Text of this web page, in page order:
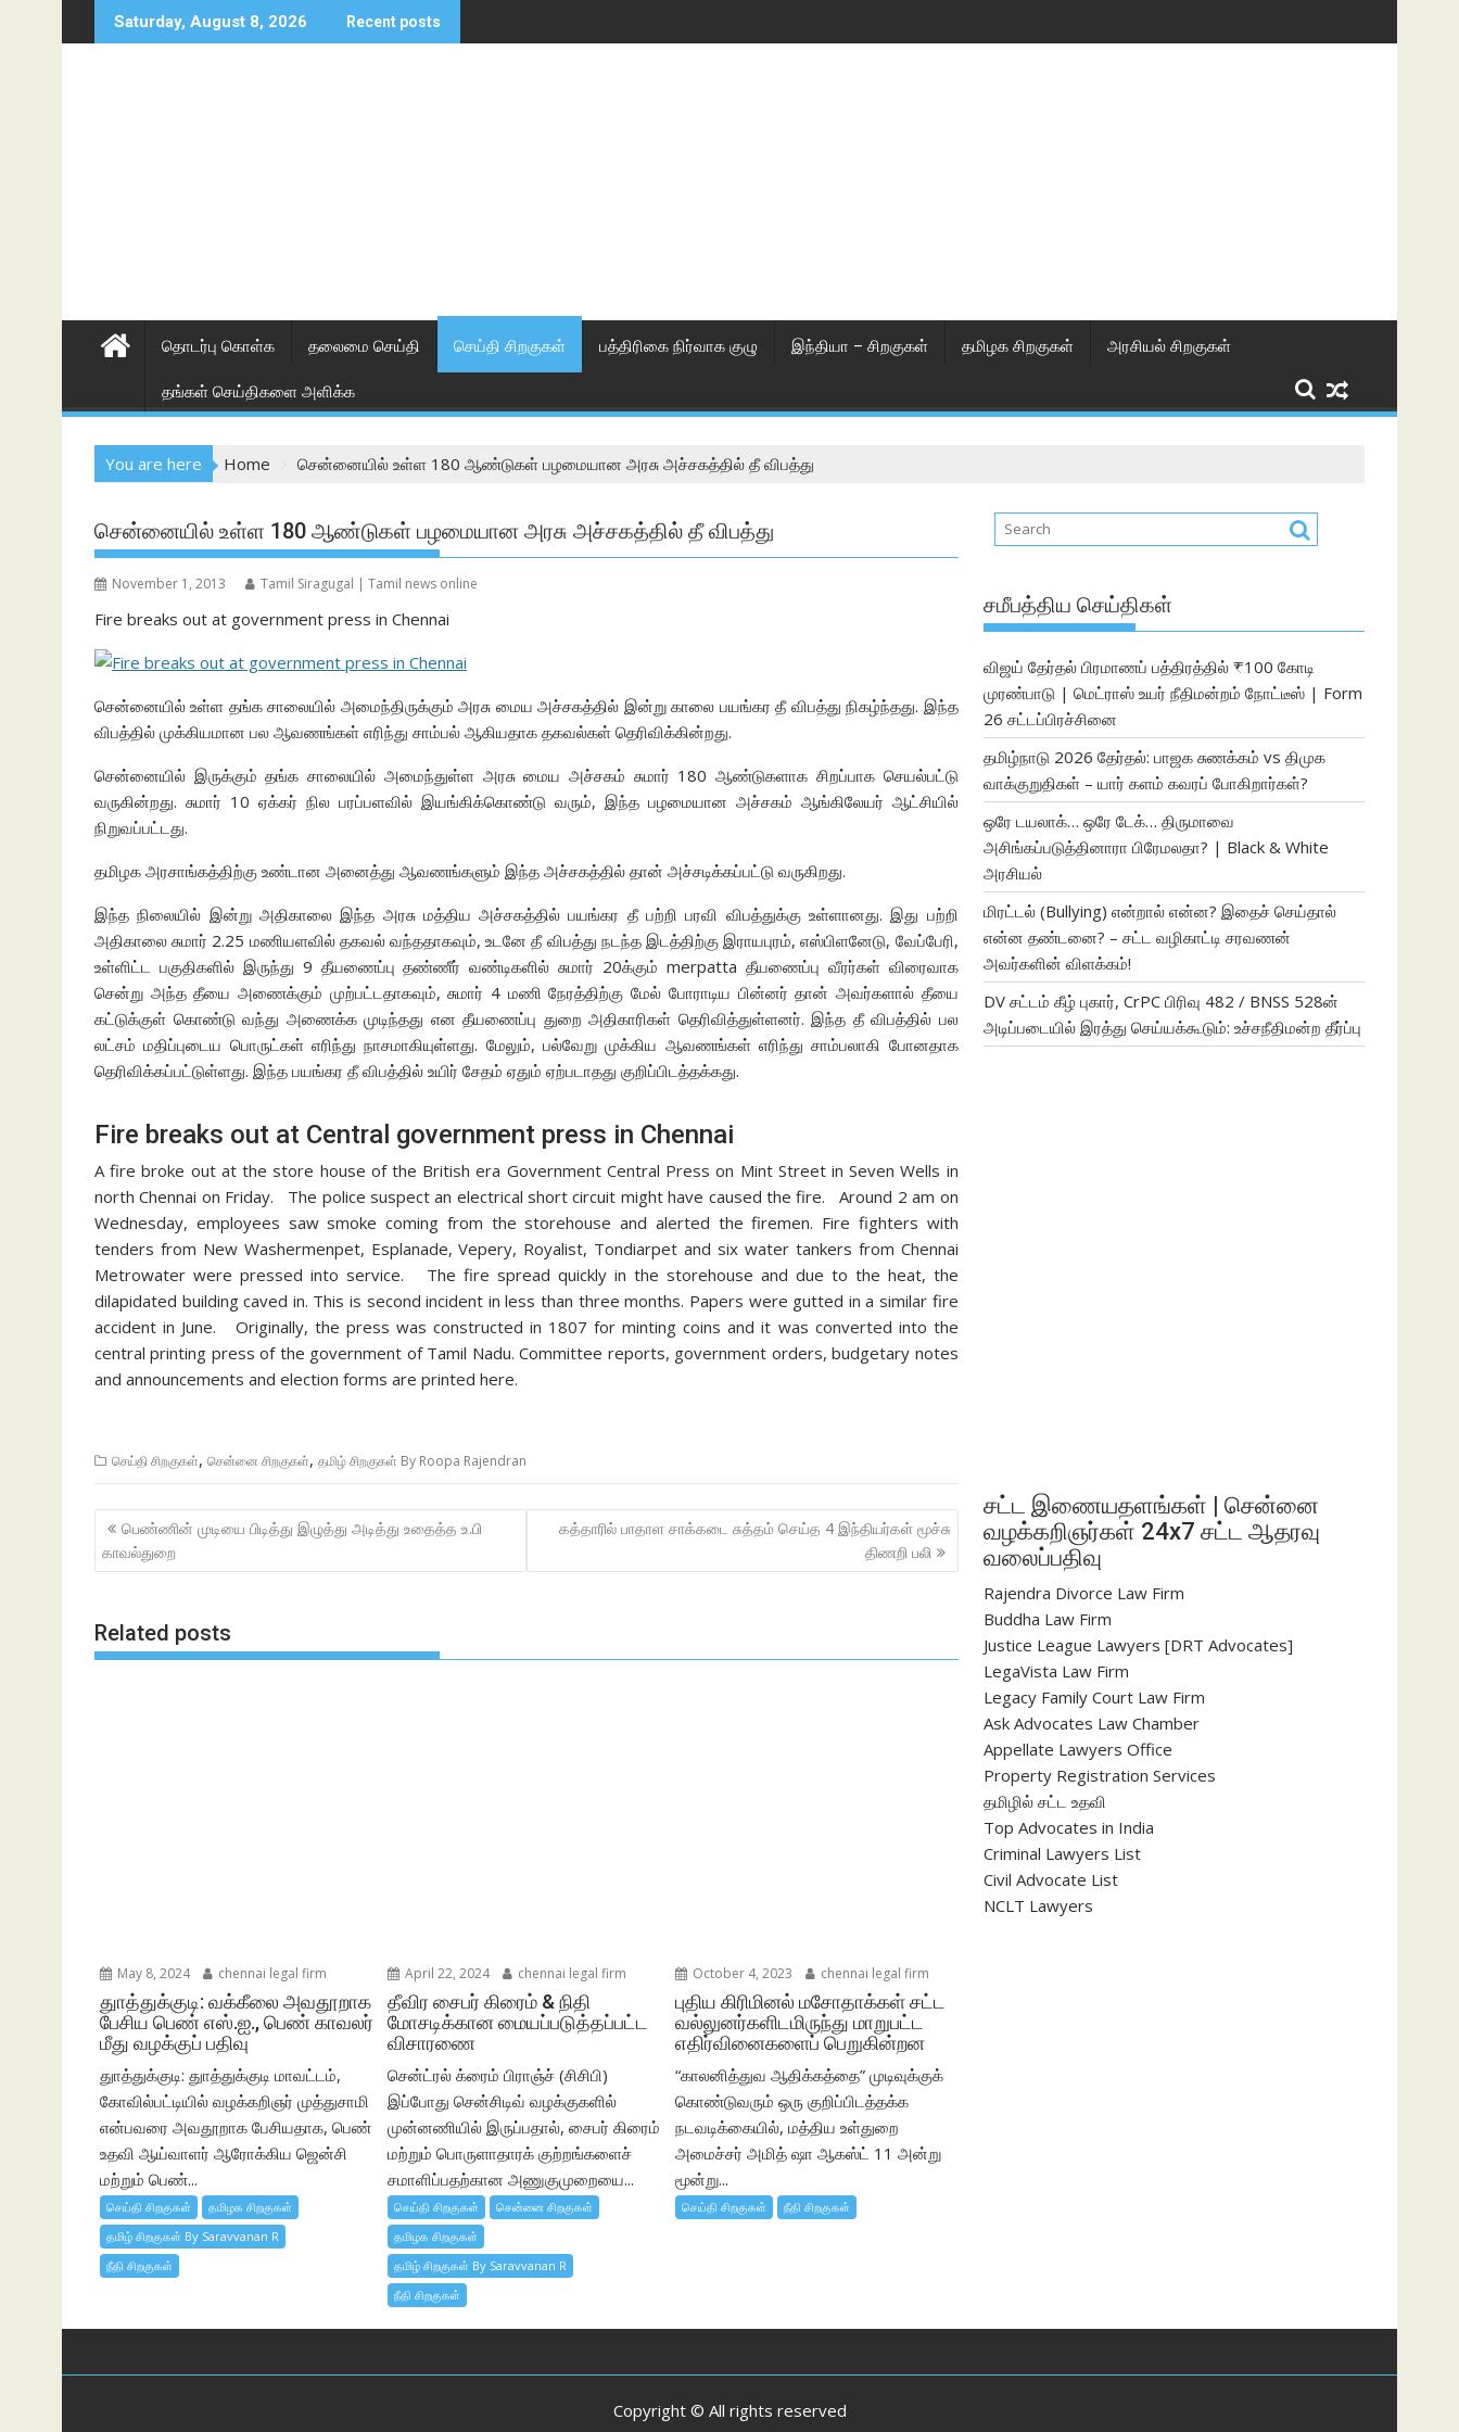
to
Saturday, August 8, 2026 Recent posts
தொடர்பு கொள்க தலைமை செய்தி செய்தி சிறகுகள் பத்திரிகை நிர்வாக குழு இந்தியா – சிறகுகள் தமிழக சிறகுகள் அரசியல் சிறகுகள்
தங்கள் செய்திகளை அளிக்க
You are here Home சென்னையில் உள்ள 180 ஆண்டுகள் பழமையான அரசு அச்சகத்தில் தீ விபத்து
சென்னையில் உள்ள 180 ஆண்டுகள் பழமையான அரசு அச்சகத்தில் தீ விபத்து
November 1, 2013 Tamil Siragugal | Tamil news online
Fire breaks out at government press in Chennai
சென்னையில் உள்ள தங்க சாலையில் அமைந்திருக்கும் அரசு மைய அச்சகத்தில் இன்று காலை பயங்கர தீ விபத்து நிகழ்ந்தது. இந்த
விபத்தில் முக்கியமான பல ஆவணங்கள் எரிந்து சாம்பல் ஆகியதாக தகவல்கள் தெரிவிக்கின்றது.
சென்னையில் இருக்கும் தங்க சாலையில் அமைந்துள்ள அரசு மைய அச்சகம் சுமார் 180 ஆண்டுகளாக சிறப்பாக செயல்பட்டு
வருகின்றது. சுமார் 10 ஏக்கர் நில பரப்பளவில் இயங்கிக்கொண்டு வரும், இந்த பழமையான அச்சகம் ஆங்கிலேயர் ஆட்சியில்
நிறுவப்பட்டது.
தமிழக அரசாங்கத்திற்கு உண்டான அனைத்து ஆவணங்களும் இந்த அச்சகத்தில் தான் அச்சடிக்கப்பட்டு வருகிறது.
இந்த நிலையில் இன்று அதிகாலை இந்த அரசு மத்திய அச்சகத்தில் பயங்கர தீ பற்றி பரவி விபத்துக்கு உள்ளானது. இது பற்றி
அதிகாலை சுமார் 2.25 மணியளவில் தகவல் வந்ததாகவும், உடனே தீ விபத்து நடந்த இடத்திற்கு இராயபுரம், எஸ்பிளனேடு, வேப்பேரி,
உள்ளிட்ட பகுதிகளில் இருந்து 9 தீயணைப்பு தண்ணீர் வண்டிகளில் சுமார் 20க்கும் merpatta தீயணைப்பு வீரர்கள் விரைவாக
சென்று அந்த தீயை அணைக்கும் முற்பட்டதாகவும், சுமார் 4 மணி நேரத்திற்கு மேல் போராடிய பின்னர் தான் அவர்களால் தீயை
கட்டுக்குள் கொண்டு வந்து அணைக்க முடிந்தது என தீயணைப்பு துறை அதிகாரிகள் தெரிவித்துள்ளனர். இந்த தீ விபத்தில் பல
லட்சம் மதிப்புடைய பொருட்கள் எரிந்து நாசமாகியுள்ளது. மேலும், பல்வேறு முக்கிய ஆவணங்கள் எரிந்து சாம்பலாகி போனதாக
தெரிவிக்கப்பட்டுள்ளது. இந்த பயங்கர தீ விபத்தில் உயிர் சேதம் ஏதும் ஏற்படாதது குறிப்பிடத்தக்கது.
Fire breaks out at Central government press in Chennai
A fire broke out at the store house of the British era Government Central Press on Mint Street in Seven Wells in
north Chennai on Friday. The police suspect an electrical short circuit might have caused the fire. Around 2 am on
Wednesday, employees saw smoke coming from the storehouse and alerted the firemen. Fire fighters with
tenders from New Washermenpet, Esplanade, Vepery, Royalist, Tondiarpet and six water tankers from Chennai
Metrowater were pressed into service. The fire spread quickly in the storehouse and due to the heat, the
dilapidated building caved in. This is second incident in less than three months. Papers were gutted in a similar fire
accident in June. Originally, the press was constructed in 1807 for minting coins and it was converted into the
central printing press of the government of Tamil Nadu. Committee reports, government orders, budgetary notes
and announcements and election forms are printed here.
செய்தி சிறகுகள், சென்னை சிறகுகள், தமிழ் சிறகுகள் By Roopa Rajendran
Post
navigation
பெண்ணின் முடியை பிடித்து இழுத்து அடித்து உதைத்த உ.பி
காவல்துறை
கத்தாரில் பாதாள சாக்கடை சுத்தம் செய்த 4 இந்தியர்கள் மூச்சு
திணறி பலி
Related posts
May 8, 2024 chennai legal firm
துாத்துக்குடி: வக்கீலை அவதூறாக
பேசிய பெண் எஸ்.ஐ., பெண் காவலர்
மீது வழக்குப் பதிவு
துாத்துக்குடி: துாத்துக்குடி மாவட்டம்,
கோவில்பட்டியில் வழக்கறிஞர் முத்துசாமி
என்பவரை அவதூறாக பேசியதாக, பெண்
உதவி ஆய்வாளர் ஆரோக்கிய ஜென்சி
மற்றும் பெண்...
செய்தி சிறகுகள்
தமிழக சிறகுகள்
தமிழ் சிறகுகள் By Saravvanan R
நீதி சிறகுகள்
April 22, 2024 chennai legal firm
தீவிர சைபர் கிரைம் & நிதி
மோசடிக்கான மையப்படுத்தப்பட்ட
விசாரணை
சென்ட்ரல் க்ரைம் பிராஞ்ச் (சிசிபி)
இப்போது சென்சிடிவ் வழக்குகளில்
முன்னணியில் இருப்பதால், சைபர் கிரைம்
மற்றும் பொருளாதாரக் குற்றங்களைச்
சமாளிப்பதற்கான அணுகுமுறையை...
செய்தி சிறகுகள்
சென்னை சிறகுகள்
தமிழக சிறகுகள்
தமிழ் சிறகுகள் By Saravvanan R
நீதி சிறகுகள்
October 4, 2023 chennai legal firm
புதிய கிரிமினல் மசோதாக்கள் சட்ட
வல்லுனர்களிடமிருந்து மாறுபட்ட
எதிர்வினைகளைப் பெறுகின்றன
“காலனித்துவ ஆதிக்கத்தை” முடிவுக்குக்
கொண்டுவரும் ஒரு குறிப்பிடத்தக்க
நடவடிக்கையில், மத்திய உள்துறை
அமைச்சர் அமித் ஷா ஆகஸ்ட் 11 அன்று
மூன்று...
செய்தி சிறகுகள் நீதி சிறகுகள்
சமீபத்திய செய்திகள்
விஜய் தேர்தல் பிரமாணப் பத்திரத்தில் ₹100 கோடி
முரண்பாடு | மெட்ராஸ் உயர் நீதிமன்றம் நோட்டீஸ் | Form
26 சட்டப்பிரச்சினை
தமிழ்நாடு 2026 தேர்தல்: பாஜக சுணக்கம் vs திமுக
வாக்குறுதிகள் – யார் களம் கவரப் போகிறார்கள்?
ஒரே டயலாக்… ஒரே டேக்… திருமாவை
அசிங்கப்படுத்தினாரா பிரேமலதா? | Black & White
அரசியல்
மிரட்டல் (Bullying) என்றால் என்ன? இதைச் செய்தால்
என்ன தண்டனை? – சட்ட வழிகாட்டி சரவணன்
அவர்களின் விளக்கம்!
DV சட்டம் கீழ் புகார், CrPC பிரிவு 482 / BNSS 528ன்
அடிப்படையில் இரத்து செய்யக்கூடும்: உச்சநீதிமன்ற தீர்ப்பு
சட்ட இணையதளங்கள் | சென்னை
வழக்கறிஞர்கள் 24x7 சட்ட ஆதரவு
வலைப்பதிவு
Rajendra Divorce Law Firm
Buddha Law Firm
Justice League Lawyers [DRT Advocates]
LegaVista Law Firm
Legacy Family Court Law Firm
Ask Advocates Law Chamber
Appellate Lawyers Office
Property Registration Services
தமிழில் சட்ட உதவி
Top Advocates in India
Criminal Lawyers List
Civil Advocate List
NCLT Lawyers
Copyright © All rights reserved